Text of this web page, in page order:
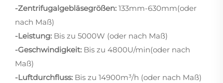
-Zentrifugalgebläsegrößen: 133mm-630mm(oder
nach Maß)
-Leistung: Bis zu 5000W (oder nach Maß)
-Geschwindigkeit: Bis zu 4800U/min(oder nach
Maß)
-Luftdurchfluss: Bis zu 14900m³/h (oder nach Maß)